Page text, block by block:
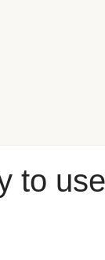
to use